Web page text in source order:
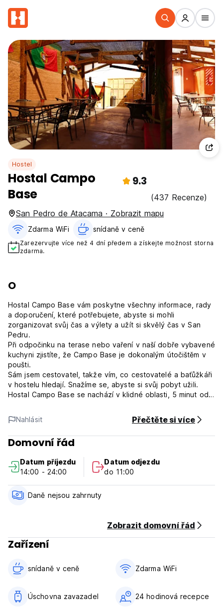
Hostel
Hostal Campo
Base
9.3
(437 Recenze)
San Pedro de Atacama · Zobrazit mapu
Zdarma WiFi snídaně v ceně‎
Zarezervujte více než 4 dní předem a získejte možnost storna
zdarma.
O
Hostal Campo Base vám poskytne všechny informace, rady
a doporučení, které potřebujete, abyste si mohli
zorganizovat svůj čas a výlety a užít si skvělý čas v San
Pedru.
Při odpočinku na terase nebo vaření v naší dobře vybavené
kuchyni zjistíte, že Campo Base je dokonalým útočištěm v
poušti.
Sám jsem cestovatel, takže vím, co cestovatelé a baťůžkáři
v hostelu hledají. Snažíme se, abyste si svůj pobyt užili.
Hostal Campo Base se nachází v klidné oblasti, 5 minut od
od obchodu s potravinami.
Mimochodem, máme také skvělou snídani.
Zásady a podmínky Hostal Campo Base:
Check in od 14:00
Odhlášení před 11:00 .
Platba při příjezdu v hotovosti, kreditními kartami. (Toto
Daně nejsou zahrnuty - 19,00 %.
Storno podmínky: 72 hodin před příjezdem.
Včetně snídaně.
Žádný zákaz vycházení.
Nahlásit Přečtěte si více
Domovní řád
Datum příjezdu
14:00 - 24:00
Datum odjezdu
do 11:00
Daně nejsou zahrnuty
Zobrazit domovní řád
Zařízení
snídaně v ceně‎ Zdarma WiFi
Úschovna zavazadel 24 hodinová recepce